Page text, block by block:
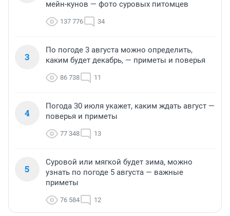
мейн-кунов — фото суровых питомцев
137 776 34
3
По погоде 3 августа можно определить,
каким будет декабрь, — приметы и поверья
86 738 11
4
Погода 30 июля укажет, каким ждать август —
поверья и приметы
77 348 13
5
Суровой или мягкой будет зима, можно
узнать по погоде 5 августа — важные
приметы
76 584 12